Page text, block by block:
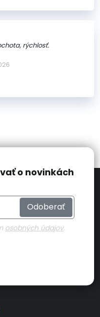
rýchlosť.
o novinkách
Odoberať
osobných údajov.